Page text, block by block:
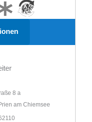
8 a
am Chiemsee